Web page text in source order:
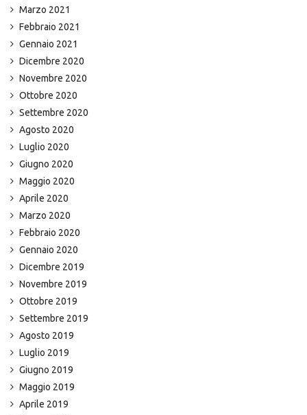
Marzo 2021
Febbraio 2021
Gennaio 2021
Dicembre 2020
Novembre 2020
Ottobre 2020
Settembre 2020
Agosto 2020
Luglio 2020
Giugno 2020
Maggio 2020
Aprile 2020
Marzo 2020
Febbraio 2020
Gennaio 2020
Dicembre 2019
Novembre 2019
Ottobre 2019
Settembre 2019
Agosto 2019
Luglio 2019
Giugno 2019
Maggio 2019
Aprile 2019